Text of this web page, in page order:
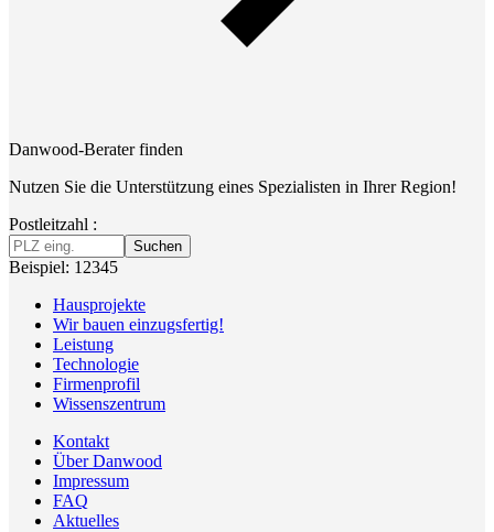
Danwood-Berater finden
Nutzen Sie die Unterstützung eines Spezialisten in Ihrer Region!
Postleitzahl :
Suchen
Beispiel: 12345
Hausprojekte
Wir bauen einzugsfertig!
Leistung
Technologie
Firmenprofil
Wissenszentrum
Kontakt
Über Danwood
Impressum
FAQ
Aktuelles